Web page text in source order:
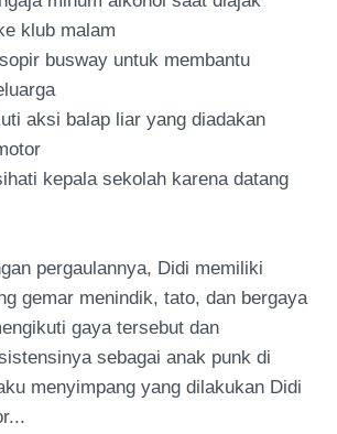
klub malam
busway untuk membantu
aksi balap liar yang diadakan
kepala sekolah karena datang
pergaulannya, Didi memiliki
gemar menindik, tato, dan bergaya
gaya tersebut dan
sebagai anak punk di
menyimpang yang dilakukan Didi